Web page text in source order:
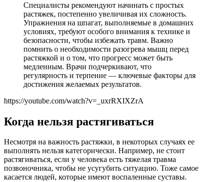
Специалисты рекомендуют начинать с простых
растяжек, постепенно увеличивая их сложность.
Упражнения на шпагат, выполняемые в домашних
условиях, требуют особого внимания к технике и
безопасности, чтобы избежать травм. Важно
помнить о необходимости разогрева мышц перед
растяжкой и о том, что прогресс может быть
медленным. Врачи подчеркивают, что
регулярность и терпение — ключевые факторы для
достижения желаемых результатов.
https://youtube.com/watch?v=_uxrRXIXZrA
Когда нельзя растягиваться
Несмотря на важность растяжки, в некоторых случаях ее
выполнять нельзя категорически. Например, не стоит
растягиваться, если у человека есть тяжелая травма
позвоночника, чтобы не усугубить ситуацию. Тоже самое
касается людей, которые имеют воспаленные суставы.